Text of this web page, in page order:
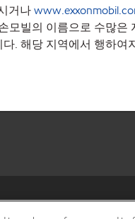
거나
빌의 이름으로 수많은
. 해당 지역에서 행하